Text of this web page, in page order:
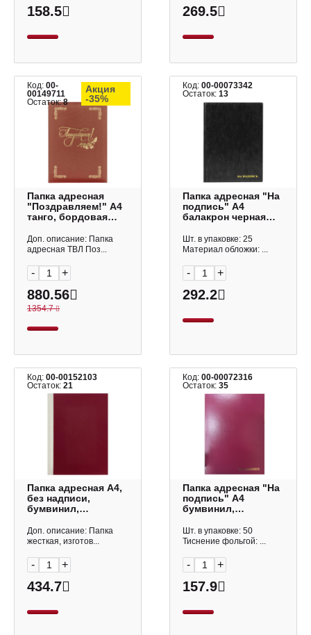
158.5 269.5
Код: 00-
00149711
Остаток:8
Акция
-35%
Папка адресная
"Поздравляем!" А4
танго, бордовая
Доп. описание: Папка
адресная ТВЛ Поз...
- +
880.56
1354.7
Код:00-00073342
Остаток:13
Папка адресная "На
подпись" А4
балакрон черная
Шт. в упаковке: 25
Материал обложки: ...
- +
292.2
Код: 00-00152103
Остаток: 21
Папка адресная А4,
без надписи,
бумвинил,
ПБУГ40(210*310)-209
Imige
Доп. описание: Папка
жесткая, изготов...
- +
434.7
Код:00-00072316
Остаток:35
Папка адресная "На
подпись" А4
бумвинил,
209 Imige
Шт. в упаковке: 50
Тиснение фольгой: ...
- +
157.9